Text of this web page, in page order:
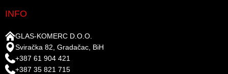
INFO
GLAS-KOMERC D.O.O.
Sviračka 82, Gradačac, BiH
+387 61 904 421
+387 35 821 715